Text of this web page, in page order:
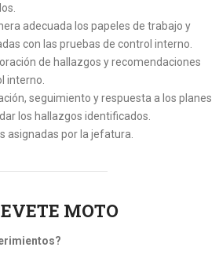
adecuada los papeles de trabajo y
con las pruebas de control interno.
de hallazgos y recomendaciones
interno.
seguimiento y respuesta a los planes
los hallazgos identificados.
asignadas por la jefatura.
MOTO